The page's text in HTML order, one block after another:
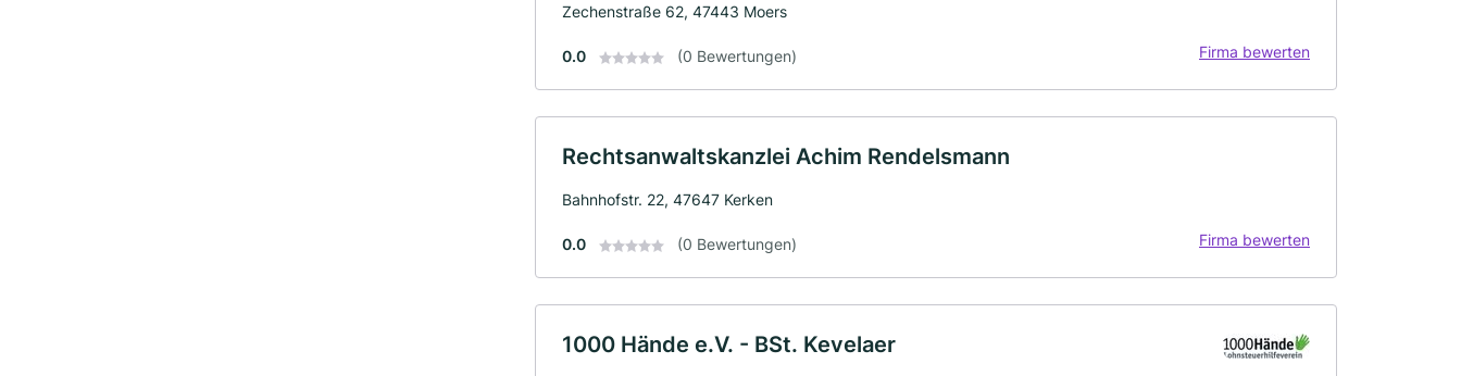
Zechenstraße 62, 47443 Moers
0.0 (0 Bewertungen) Firma bewerten
Rechtsanwaltskanzlei Achim Rendelsmann
Bahnhofstr. 22, 47647 Kerken
0.0 (0 Bewertungen) Firma bewerten
1000 Hände e.V. - BSt. Kevelaer